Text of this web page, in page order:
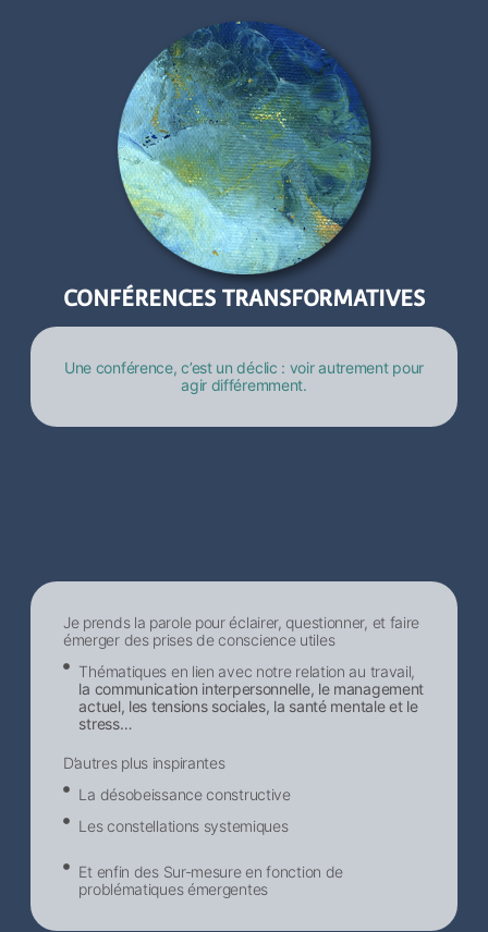
CONFÉRENCES TRANSFORMATIVES
Une conférence, c’est un déclic : voir autrement pour
agir différemment.
Je prends la parole pour éclairer, questionner, et faire
émerger des prises de conscience utiles
Thématiques en lien avec notre relation au travail,
la communication interpersonnelle, le management
actuel, les tensions sociales, la santé mentale et le
stress…
D’autres plus inspirantes
La désobeissance constructive
Les constellations systemiques
Et enfin des Sur-mesure en fonction de
problématiques émergentes